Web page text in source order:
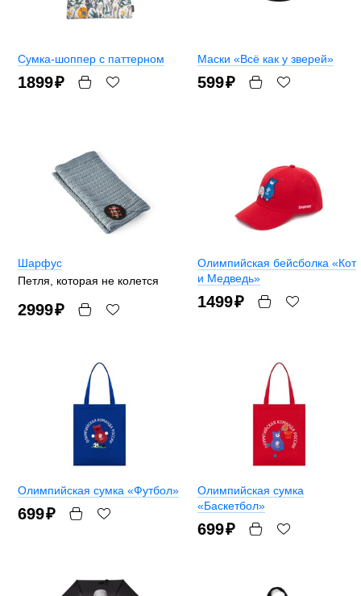
Сумка-шоппер с паттерном
1899₽
Маски «Всё как у зверей»
599₽
Шарфус
Петля, которая не колется
2999₽
Олимпийская бейсболка «Кот
и Медведь»
1499₽
Олимпийская сумка «Футбол»
699₽
Олимпийская сумка
«Баскетбол»
699₽